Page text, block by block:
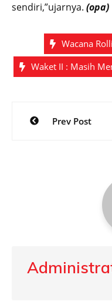
sendiri,”ujarnya. (opa)
Wacana
Waket II : Masih
Post
navigation
Prev Post